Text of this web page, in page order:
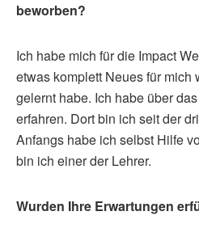
beworben?
Ich habe mich für die Impact
etwas komplett Neues für mich
gelernt habe. Ich habe über
erfahren. Dort bin ich seit der
Anfangs habe ich selbst Hilfe
bin ich einer der Lehrer.
Wurden Ihre Erwartungen